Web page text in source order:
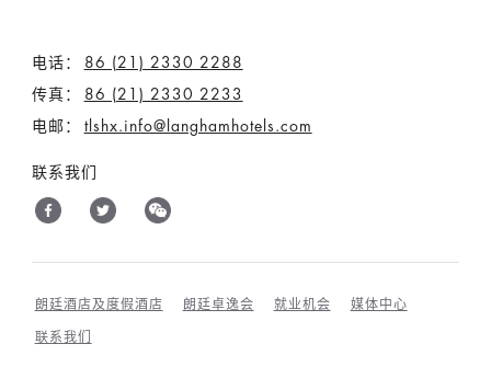
电话： 86 (21) 2330 2288
传真： 86 (21) 2330 2233
电邮： tlshx.info@langhamhotels.com
联系我们
朗廷酒店及度假酒店 朗廷卓逸会 就业机会 媒体中心
联系我们